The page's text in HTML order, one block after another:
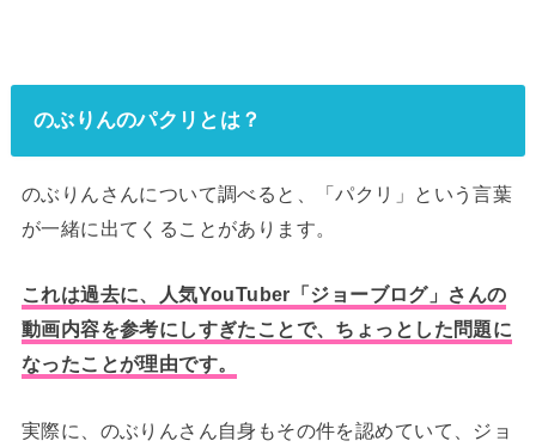
のぶりんのパクリとは？
のぶりんさんについて調べると、「パクリ」という言葉
が一緒に出てくることがあります。
これは過去に、人気YouTuber「ジョーブログ」さんの
動画内容を参考にしすぎたことで、ちょっとした問題に
なったことが理由です。
実際に、のぶりんさん自身もその件を認めていて、ジョ